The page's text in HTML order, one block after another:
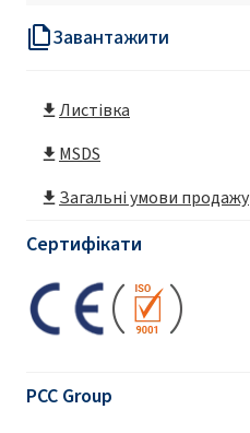
Завантажити
Листівка
MSDS
Загальні умови продажу
Сертифікати
PCC Group